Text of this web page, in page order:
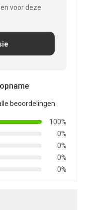
voor deze
beoordelingen
100%
0%
0%
0%
0%